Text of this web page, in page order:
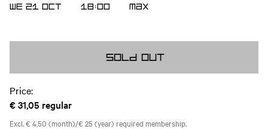
WE 21 OCT 18:00 MAX
Sold out
Price:
€ 31,05 regular
Excl. € 4,50 (month)/€ 25 (year) required membership.